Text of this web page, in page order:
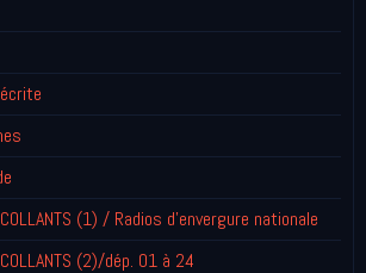
(1) / Radios d'envergure nationale
(2)/dép. 01 à 24